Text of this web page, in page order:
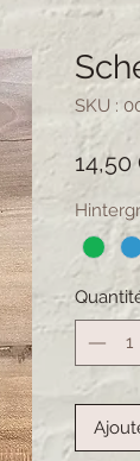
SKU :
14,50